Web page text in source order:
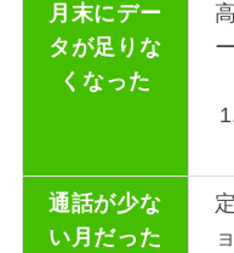
月末にデー
タが足りな
くなった
通話が少な
い月だった